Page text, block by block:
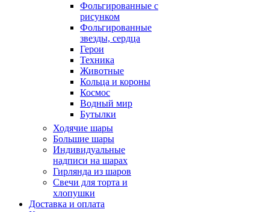
Фольгированные с
рисунком
Фольгированные
звезды, сердца
Герои
Техника
Животные
Кольца и короны
Космос
Водный мир
Бутылки
Ходячие шары
Большие шары
Индивидуальные
надписи на шарах
Гирлянда из шаров
Свечи для торта и
хлопушки
Доставка и оплата